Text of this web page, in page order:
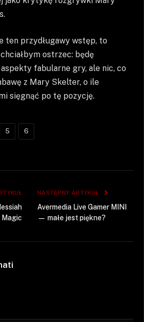
ten przydługawy wstęp, to
ostrzec: będę
fabularne gry, ale nic, co
z Mary Skelter, o ile
sięgnąć po tę pozycję.
5 6
NASTĘPNY ARTYKUŁ
Avermedia Live Gamer MINI
— małe jest piękne?